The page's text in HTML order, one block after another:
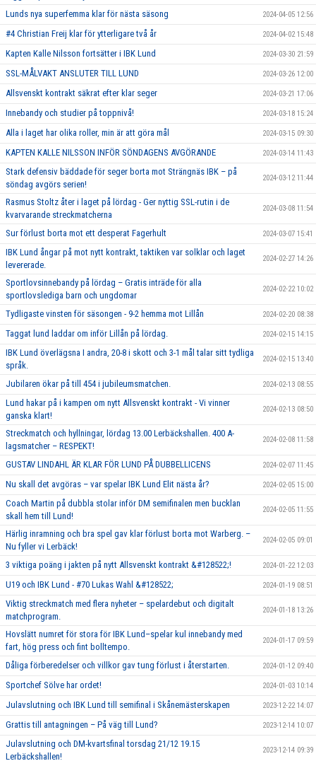
Lunds nya superfemma klar för nästa säsong 2024-04-05 12:56
#4 Christian Freij klar för ytterligare två år 2024-04-02 15:48
Kapten Kalle Nilsson fortsätter i IBK Lund 2024-03-30 21:59
SSL-MÅLVAKT ANSLUTER TILL LUND 2024-03-26 12:00
Allsvenskt kontrakt säkrat efter klar seger 2024-03-21 17:06
Innebandy och studier på toppnivå! 2024-03-18 15:24
Alla i laget har olika roller, min är att göra mål 2024-03-15 09:30
KAPTEN KALLE NILSSON INFÖR SÖNDAGENS AVGÖRANDE 2024-03-14 11:43
Stark defensiv bäddade för seger borta mot Strängnäs IBK – på
söndag avgörs serien!
2024-03-12 11:44
Rasmus Stoltz åter i laget på lördag - Ger nyttig SSL-rutin i de
kvarvarande streckmatcherna
2024-03-08 11:54
Sur förlust borta mot ett desperat Fagerhult 2024-03-07 15:41
IBK Lund ångar på mot nytt kontrakt, taktiken var solklar och laget
levererade.
2024-02-27 14:26
Sportlovsinnebandy på lördag – Gratis inträde för alla
sportlovslediga barn och ungdomar
2024-02-22 10:02
Tydligaste vinsten för säsongen - 9-2 hemma mot Lillån 2024-02-20 08:38
Taggat lund laddar om inför Lillån på lördag. 2024-02-15 14:15
IBK Lund överlägsna I andra, 20-8 i skott och 3-1 mål talar sitt tydliga
språk.
2024-02-15 13:40
Jubilaren ökar på till 454 i jubileumsmatchen. 2024-02-13 08:55
Lund hakar på i kampen om nytt Allsvenskt kontrakt - Vi vinner
ganska klart!
2024-02-13 08:50
Streckmatch och hyllningar, lördag 13.00 Lerbäckshallen. 400 A-
lagsmatcher – RESPEKT!
2024-02-08 11:58
GUSTAV LINDAHL ÄR KLAR FÖR LUND PÅ DUBBELLICENS 2024-02-07 11:45
Nu skall det avgöras – var spelar IBK Lund Elit nästa år? 2024-02-05 15:00
Coach Martin på dubbla stolar inför DM semifinalen men bucklan
skall hem till Lund!
2024-02-05 11:55
Härlig inramning och bra spel gav klar förlust borta mot Warberg. –
Nu fyller vi Lerbäck!
2024-02-05 09:01
3 viktiga poäng i jakten på nytt Allsvenskt kontrakt &#128522;! 2024-01-22 12:03
U19 och IBK Lund - #70 Lukas Wahl &#128522; 2024-01-19 08:51
Viktig streckmatch med flera nyheter – spelardebut och digitalt
matchprogram.
2024-01-18 13:26
Hovslätt numret för stora för IBK Lund–spelar kul innebandy med
fart, hög press och fint bolltempo.
2024-01-17 09:59
Dåliga förberedelser och villkor gav tung förlust i återstarten. 2024-01-12 09:40
Sportchef Sölve har ordet! 2024-01-03 10:14
Julavslutning och IBK Lund till semifinal i Skånemästerskapen 2023-12-22 14:07
Grattis till antagningen – På väg till Lund? 2023-12-14 10:07
Julavslutning och DM-kvartsfinal torsdag 21/12 19.15
Lerbäckshallen!
2023-12-14 09:39